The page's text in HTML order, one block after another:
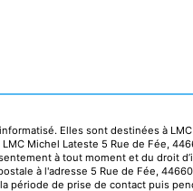
Elles sont destinées à
Michel Lateste 5 Rue de Fée,
à tout moment et du droit
à l'adresse 5 Rue de Fée,
période de prise de contact puis